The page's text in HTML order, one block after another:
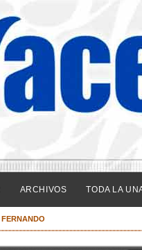
ARCHIVOS TODA LA
FERNANDO